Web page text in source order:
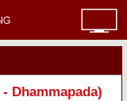
Dhammapada)